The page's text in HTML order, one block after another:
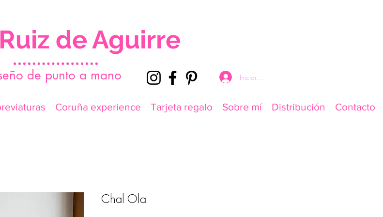
de Aguirre
de punto a mano Iniciar sesión
Coruña experience Tarjeta regalo Sobre mí Distribución Contacto
Chal Ola